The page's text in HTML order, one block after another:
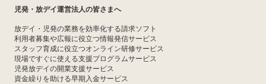
児発・放デイ運営法人の皆さまへ
放デイ・児発の業務を効率化する請求ソフト
利用者募集や広報に役立つ情報発信サービス
スタッフ育成に役立つオンライン研修サービス
現場ですぐに使える支援プログラムサービス
児発放デイの開業支援サービス
資金繰りを助ける早期入金サービス